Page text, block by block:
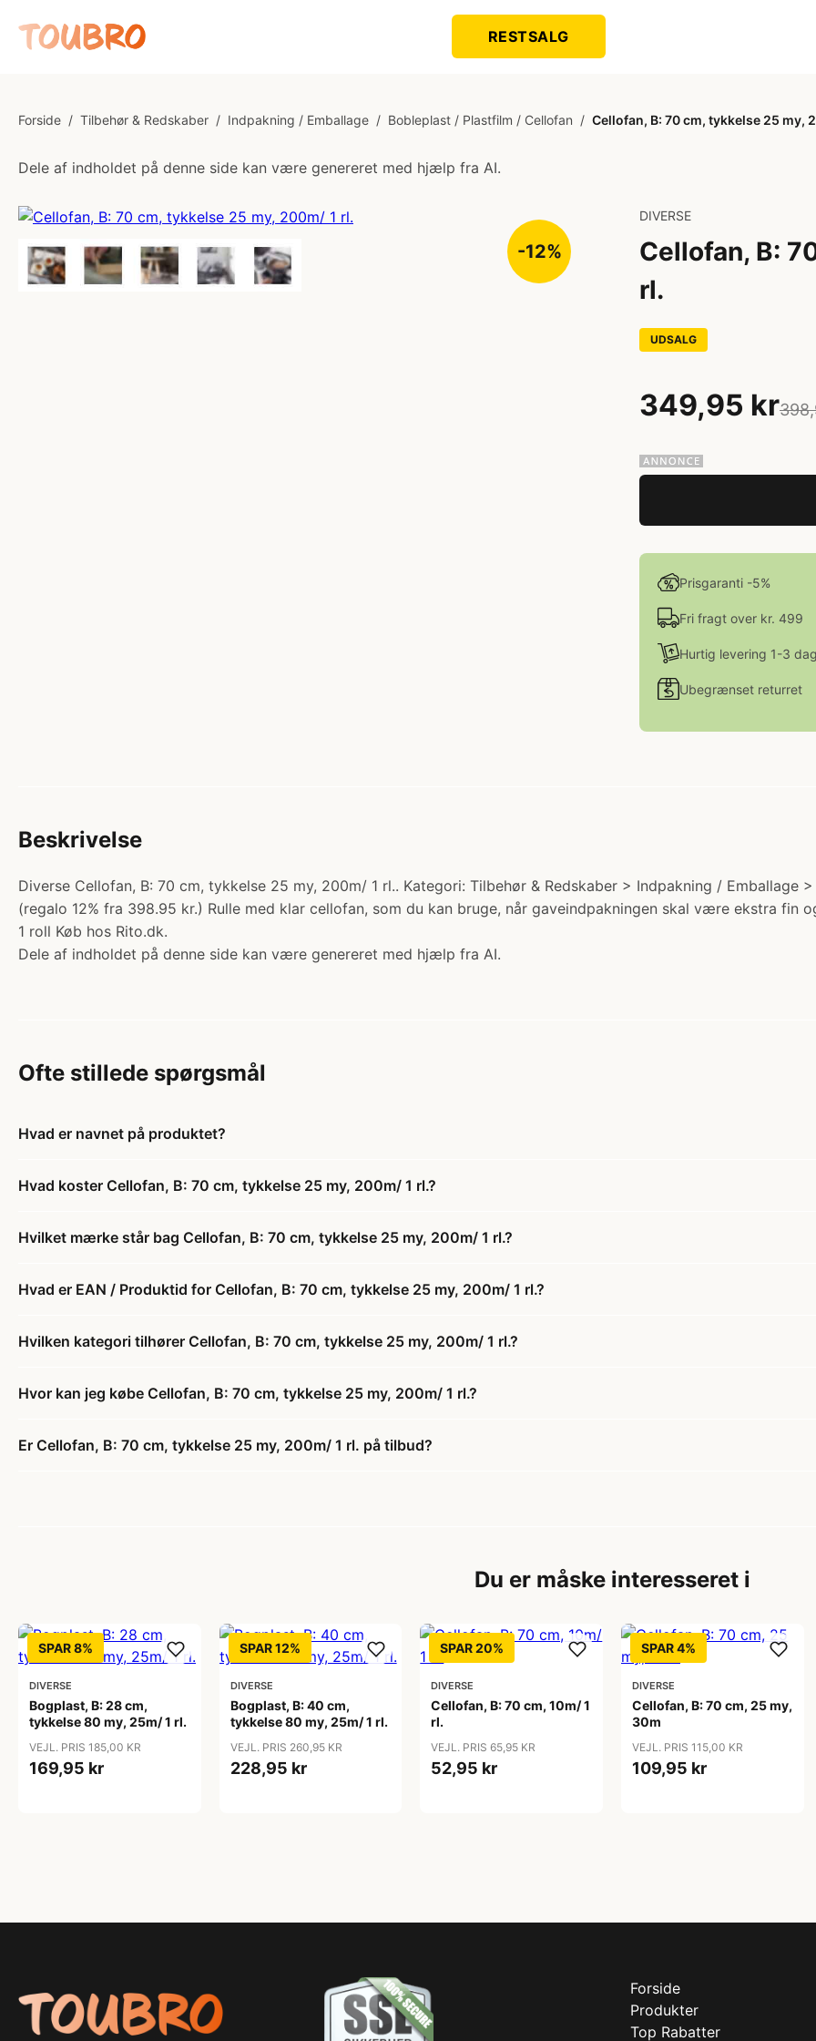
RESTSALG
Forside / Tilbehør & Redskaber / Indpakning / Emballage / Bobleplast / Plastfilm / Cellofan / Cellofan, B: 70 cm, tykkelse 25 my,
Dele af indholdet på denne side kan være genereret med hjælp fra AI.
-12%
DIVERSE
Cellofan, B:
rl.
UDSALG
349,95 kr
Prisgaranti -5%
Fri fragt over kr. 499
Hurtig levering 1-3
Ubegrænset returret
Beskrivelse
Diverse Cellofan, B: 70 cm, tykkelse 25 my, 200m/ 1 rl.. Kategori: Tilbehør & Redskaber > Indpakning / Emballage
(regalo 12% fra 398.95 kr.) Rulle med klar cellofan, som du kan bruge, når gaveindpakningen skal være ekstra fin
1 roll Køb hos Rito.dk.
Dele af indholdet på denne side kan være genereret med hjælp fra AI.
Ofte stillede spørgsmål
Hvad er navnet på produktet?
Hvad koster Cellofan, B: 70 cm, tykkelse 25 my, 200m/ 1 rl.?
Hvilket mærke står bag Cellofan, B: 70 cm, tykkelse 25 my, 200m/ 1 rl.?
Hvad er EAN / Produktid for Cellofan, B: 70 cm, tykkelse 25 my, 200m/ 1 rl.?
Hvilken kategori tilhører Cellofan, B: 70 cm, tykkelse 25 my, 200m/ 1 rl.?
Hvor kan jeg købe Cellofan, B: 70 cm, tykkelse 25 my, 200m/ 1 rl.?
Er Cellofan, B: 70 cm, tykkelse 25 my, 200m/ 1 rl. på tilbud?
Du er måske interesseret i
SPAR 8%
DIVERSE
Bogplast, B: 28 cm,
tykkelse 80 my, 25m/ 1 rl.
VEJL. PRIS 185,00 KR
169,95 kr
SPAR 12%
DIVERSE
Bogplast, B: 40 cm,
tykkelse 80 my, 25m/ 1 rl.
VEJL. PRIS 260,95 KR
228,95 kr
SPAR 20%
DIVERSE
Cellofan, B: 70 cm, 10m/ 1
rl.
VEJL. PRIS 65,95 KR
52,95 kr
SPAR 4%
DIVERSE
Cellofan, B: 70 cm, 25 my,
30m
VEJL. PRIS 115,00 KR
109,95 kr
Forside
Produkter
Top Rabatter